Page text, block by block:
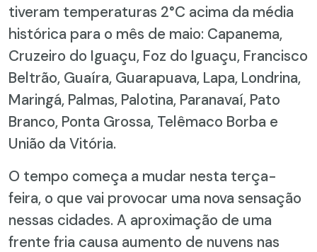
tiveram temperaturas 2°C acima da média
histórica para o mês de maio: Capanema,
Cruzeiro do Iguaçu, Foz do Iguaçu, Francisco
Beltrão, Guaíra, Guarapuava, Lapa, Londrina,
Maringá, Palmas, Palotina, Paranavaí, Pato
Branco, Ponta Grossa, Telêmaco Borba e
União da Vitória.
O tempo começa a mudar nesta terça-
feira, o que vai provocar uma nova sensação
nessas cidades. A aproximação de uma
frente fria causa aumento de nuvens nas